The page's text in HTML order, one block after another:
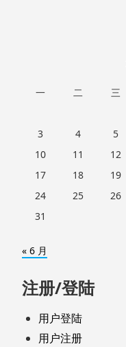
一 二 三
3
4 5
10
11 12
17
18 19
24
25 26
31
« 6 月
注册/登陆
用户登陆
用户注册